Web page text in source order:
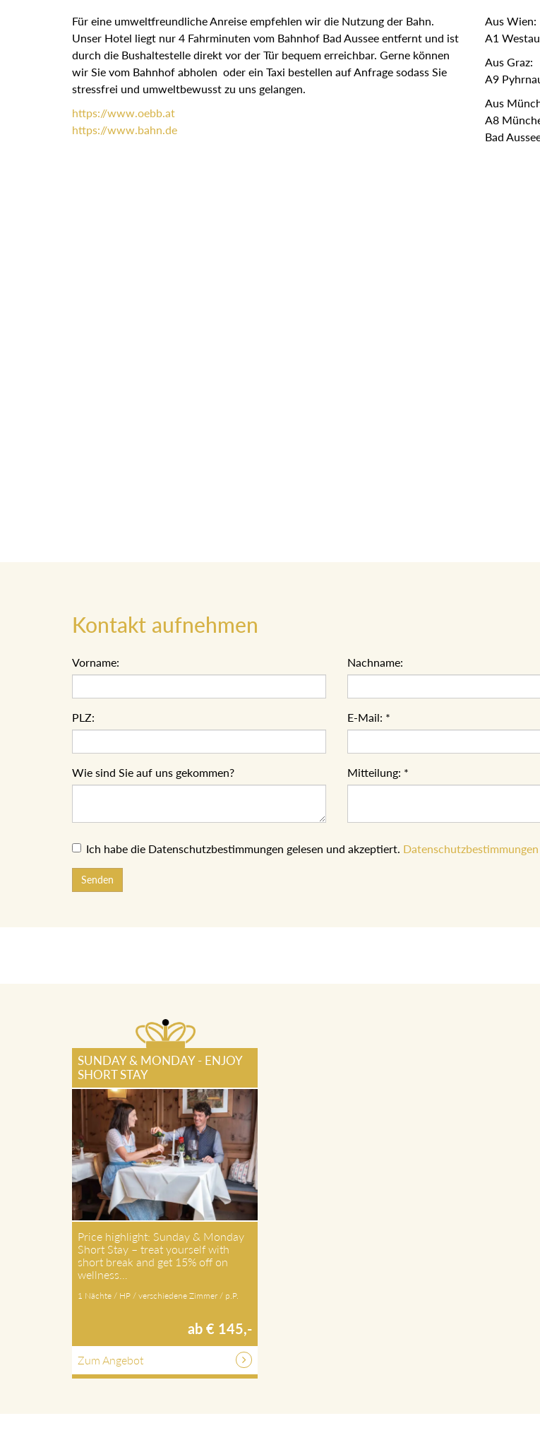
Für eine umweltfreundliche Anreise empfehlen wir die Nutzung der Bahn.
Unser Hotel liegt nur 4 Fahrminuten vom Bahnhof Bad Aussee entfernt und ist
durch die Bushaltestelle direkt vor der Tür bequem erreichbar. Gerne können
wir Sie vom Bahnhof abholen oder ein Taxi bestellen auf Anfrage sodass Sie
stressfrei und umweltbewusst zu uns gelangen.
https://www.oebb.at
https://www.bahn.de
Aus Wien:
A1
Aus Graz:
A9
Aus
A8
Bad
Kontakt aufnehmen
Vorname: Nachname:
PLZ: E-Mail: *
Wie sind Sie auf uns gekommen? Mitteilung: *
Ich habe die Datenschutzbestimmungen gelesen und akzeptiert. Datenschutzbestimmungen
Senden
SUNDAY & MONDAY - ENJOY
SHORT STAY
Price highlight: Sunday & Monday
Short Stay – treat yourself with
short break and get 15% off on
wellness…
1 Nächte / HP / verschiedene Zimmer / p.P.
ab € 145,-
Zum Angebot